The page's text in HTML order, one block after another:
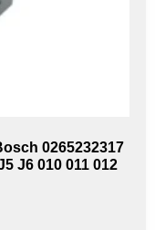
0265232317
J6 010 011 012